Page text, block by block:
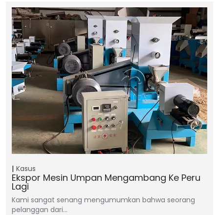
Kasus
Ekspor Mesin Umpan Mengambang Ke Peru
Lagi
Kami sangat senang mengumumkan bahwa seorang
pelanggan dari…